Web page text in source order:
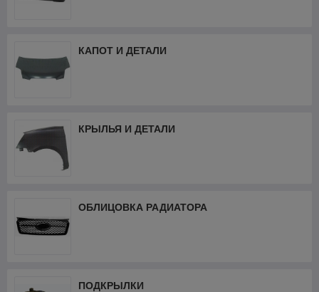
КАПОТ И ДЕТАЛИ
КРЫЛЬЯ И ДЕТАЛИ
ОБЛИЦОВКА РАДИАТОРА
ПОДКРЫЛКИ